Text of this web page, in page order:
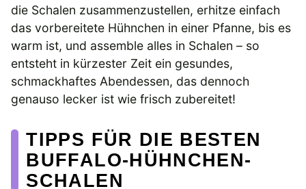
die Schalen zusammenzustellen, erhitze einfach
das vorbereitete Hühnchen in einer Pfanne, bis es
warm ist, und assemble alles in Schalen – so
entsteht in kürzester Zeit ein gesundes,
schmackhaftes Abendessen, das dennoch
genauso lecker ist wie frisch zubereitet!
TIPPS FÜR DIE BESTEN
BUFFALO-HÜHNCHEN-
SCHALEN